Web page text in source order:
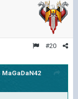
#20
MaGaDaN42